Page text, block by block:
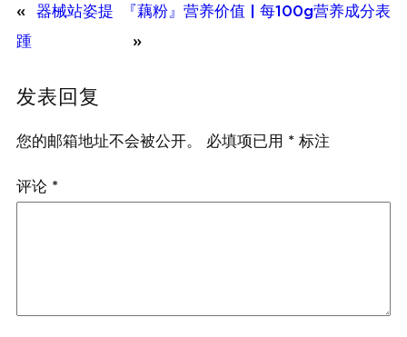
«
器械站姿提
踵
『藕粉』营养价值 | 每100g营养成分表
»
发表回复
您的邮箱地址不会被公开。 必填项已用 * 标注
评论 *